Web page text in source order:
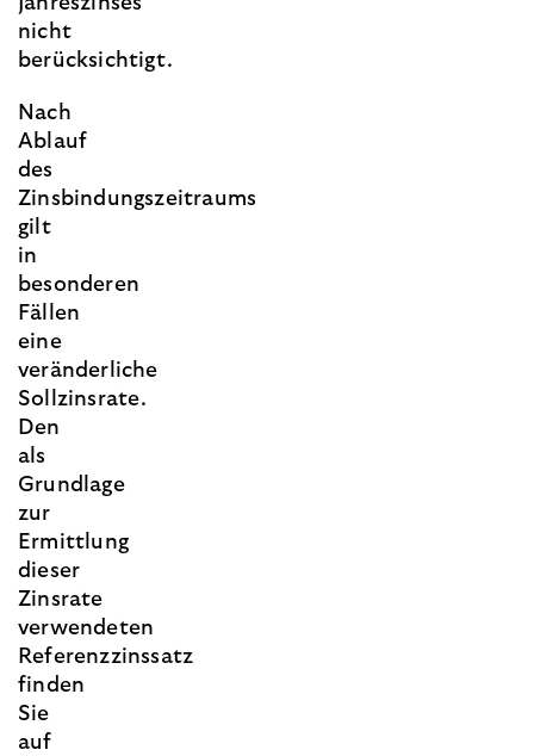
nicht
berücksichtigt.
Nach
Ablauf
des
Zinsbindungszeitraums
gilt
in
besonderen
Fällen
eine
veränderliche
Sollzinsrate.
Den
als
Grundlage
zur
Ermittlung
dieser
Zinsrate
verwendeten
Referenzzinssatz
finden
Sie
auf